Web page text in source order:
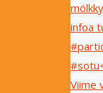
Viime